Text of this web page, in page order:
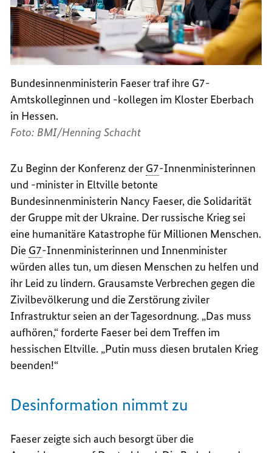
Bundesinnenministerin Faeser traf ihre G7-
Amtskolleginnen und -kollegen im Kloster Eberbach
in Hessen.
Foto: BMI/Henning Schacht
Zu Beginn der Konferenz der G7-Innenministerinnen
und -minister in Eltville betonte
Bundesinnenministerin Nancy Faeser, die Solidarität
der Gruppe mit der Ukraine. Der russische Krieg sei
eine humanitäre Katastrophe für Millionen Menschen.
Die G7-Innenministerinnen und Innenminister
würden alles tun, um diesen Menschen zu helfen und
ihr Leid zu lindern. Grausamste Verbrechen gegen die
Zivilbevölkerung und die Zerstörung ziviler
Infrastruktur seien an der Tagesordnung. „Das muss
aufhören,“ forderte Faeser bei dem Treffen im
hessischen Eltville. „Putin muss diesen brutalen Krieg
beenden!“
Desinformation nimmt zu
Faeser zeigte sich auch besorgt über die